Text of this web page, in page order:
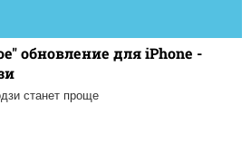
обновление для iPhone -
станет проще